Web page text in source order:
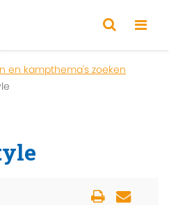
en kampthema's zoeken